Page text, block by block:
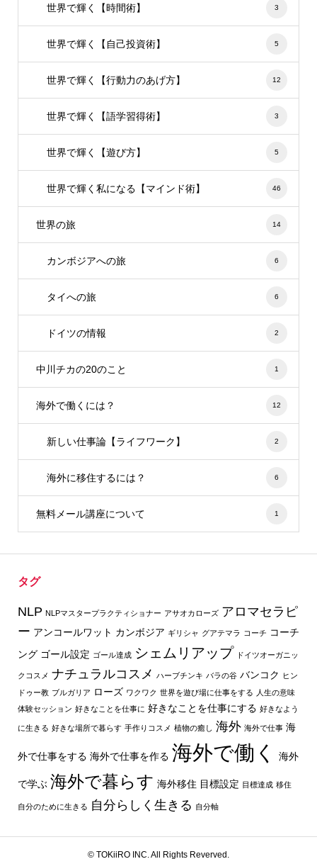
世界で輝く【時間術】 3
世界で輝く【自己投資術】 5
世界で輝く【行動力のあげ方】 12
世界で輝く【語学習得術】 3
世界で輝く【遊び方】 5
世界で輝く私になる【マインド術】 46
世界の旅 14
カンボジアへの旅 6
タイへの旅 6
ドイツの情報 2
中川チカの20のこと 1
海外で働くには？ 12
新しい仕事論【ライフワーク】 2
海外に移住するには？ 6
無料メール講座について 1
タグ
NLP NLPマスタープラクティショナー アサオカローズ アロマセラピ
ー アンコールワット カンボジア ギリシャ グアテマラ コーチ コーチ
ング ゴール設定 ゴール達成 シェムリアップ ドイツオーガニッ
クコスメ ナチュラルコスメ ハーブチンキ バラの谷 バンコク
ヒン
ドゥー教 ブルガリア ローズ ワクワク 世界を遊び場に仕事をする
人生の意味
体験セッション 好きなことを仕事に 好きなことを仕事にする 好きなよう
に生きる 好きな場所で暮らす 手作りコスメ 植物の癒し 海外 海外で仕事 海
外で仕事をする 海外で仕事を作る 海外で働く 海外
で学ぶ 海外で暮らす 海外移住 目標設定 目標達成 移住
自分のために生きる 自分らしく生きる 自分軸
© TOKiiRO INC. All Rights Reverved.